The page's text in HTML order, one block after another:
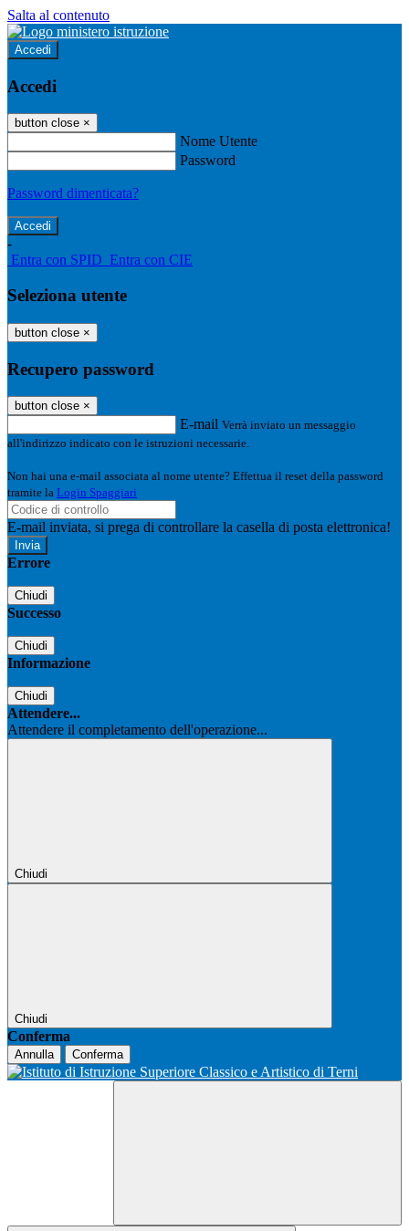
Salta al contenuto
Accedi
Accedi
button close ×
Nome Utente
Password
Password dimenticata?
-
Entra con SPID Entra con CIE
Seleziona utente
button close ×
Recupero password
button close ×
E-mail Verrà inviato un messaggio
all'indirizzo indicato con le istruzioni necessarie.
Non hai una e-mail associata al nome utente? Effettua il reset della password
tramite la Login Spaggiari
E-mail inviata, si prega di controllare la casella di posta elettronica!
Errore
Chiudi
Successo
Chiudi
Informazione
Chiudi
Attendere...
Attendere il completamento dell'operazione...
Chiudi
Chiudi
Conferma
Annulla Conferma